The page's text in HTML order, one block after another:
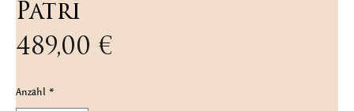
Patri
489,00 €
Anzahl *